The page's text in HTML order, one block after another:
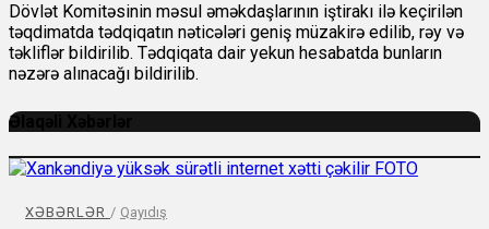
Dövlət Komitəsinin məsul əməkdaşlarının iştirakı ilə keçirilən
təqdimatda tədqiqatın nəticələri geniş müzakirə edilib, rəy və
təkliflər bildirilib. Tədqiqata dair yekun hesabatda bunların
nəzərə alınacağı bildirilib.
Əlaqəli Xəbərlər
XƏBƏRLƏR / Qayıdış